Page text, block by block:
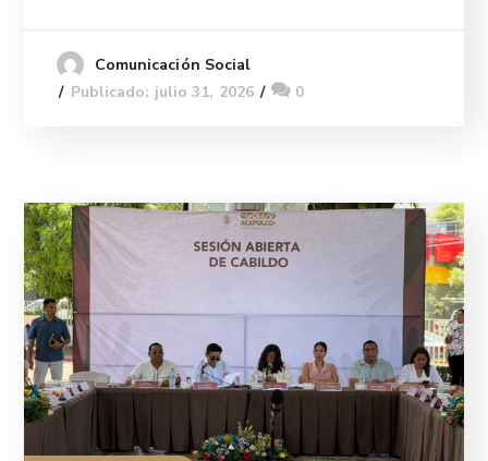
Comunicación Social
Publicado: julio 31, 2026
0